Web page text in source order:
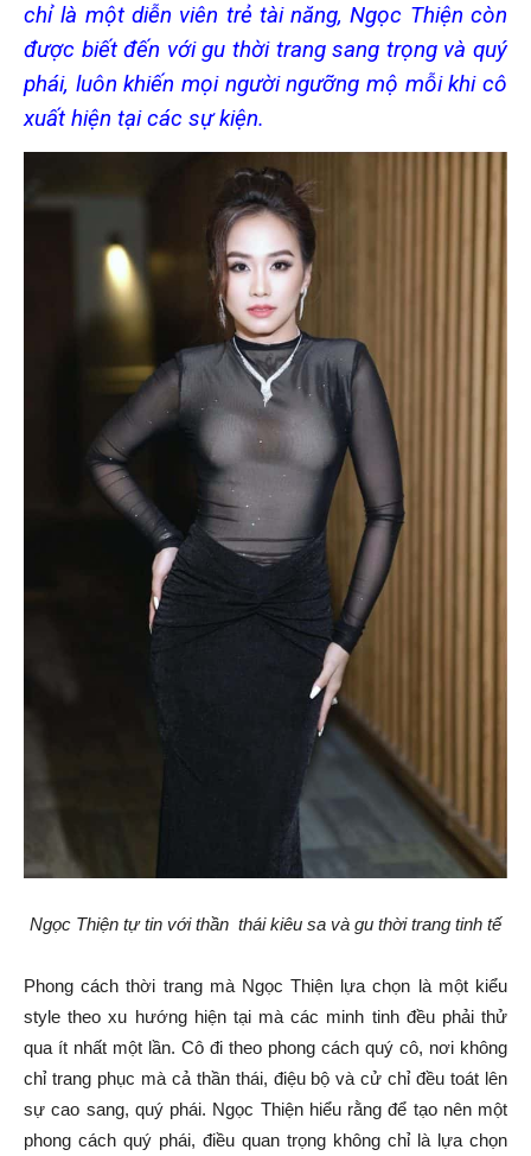
chỉ là một diễn viên trẻ tài năng, Ngọc Thiện còn
được biết đến với gu thời trang sang trọng và quý
phái, luôn khiến mọi người ngưỡng mộ mỗi khi cô
xuất hiện tại các sự kiện.
Ngọc Thiện tự tin với thần thái kiêu sa và gu thời trang tinh tế
Phong cách thời trang mà Ngọc Thiện lựa chọn là một kiểu
style theo xu hướng hiện tại mà các minh tinh đều phải thử
qua ít nhất một lần. Cô đi theo phong cách quý cô, nơi không
chỉ trang phục mà cả thần thái, điệu bộ và cử chỉ đều toát lên
sự cao sang, quý phái. Ngọc Thiện hiểu rằng để tạo nên một
phong cách quý phái, điều quan trọng không chỉ là lựa chọn